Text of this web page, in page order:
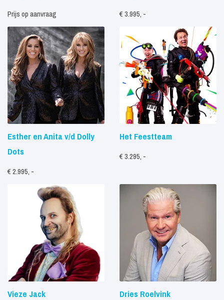
Prijs op aanvraag € 3.995, -
Esther en Anita v/d Dolly
Dots
€ 2.995, -
Het Feestteam
€ 3.295, -
Vieze Jack Dries Roelvink